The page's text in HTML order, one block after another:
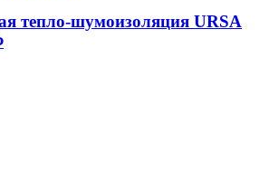
тепло-шумоизоляция URSA